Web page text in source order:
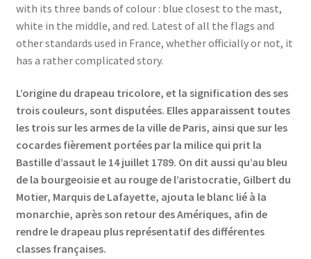
Events
My Bookings
Private
with its three bands of colour : blue closest to the mast,
white in the middle, and red. Latest of all the flags and
other standards used in France, whether officially or not, it
has a rather complicated story.
L’origine du drapeau tricolore, et la signification des ses
trois couleurs, sont disputées. Elles apparaissent toutes
les trois sur les armes de la ville de Paris, ainsi que sur les
cocardes fièrement portées par la milice qui prit la
Bastille d’assaut le 14 juillet 1789. On dit aussi qu’au bleu
de la bourgeoisie et au rouge de l’aristocratie, Gilbert du
Motier, Marquis de Lafayette, ajouta le blanc lié à la
monarchie, après son retour des Amériques, afin de
rendre le drapeau plus représentatif des différentes
classes françaises.